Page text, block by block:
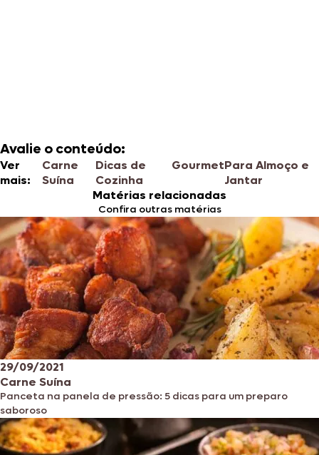
Avalie o conteúdo:
Ver
mais:
Carne
Suína
Dicas de
Cozinha
GourmetPara Almoço e
Jantar
Matérias relacionadas
Confira outras matérias
29/09/2021
Carne Suína
Panceta na panela de pressão: 5 dicas para um preparo
saboroso